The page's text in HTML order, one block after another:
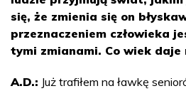
się, że zmienia się on
przeznaczeniem człowieka
tymi zmianami. Co wiek daje
A.D.: Już trafiłem na ławkę